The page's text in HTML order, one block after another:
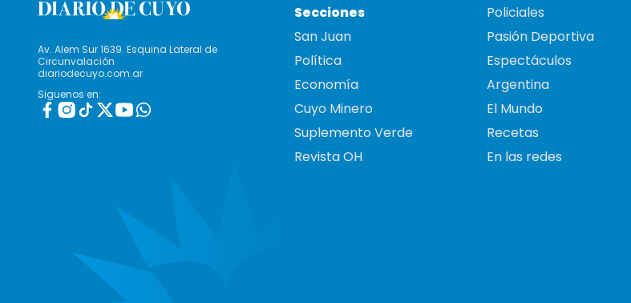
Av. Alem Sur 1639. Esquina Lateral de
Circunvalación
diariodecuyo.com.ar
Siguenos en:
Secciones
San Juan
Política
Economía
Cuyo Minero
Suplemento Verde
Revista OH
Policiales
Pasión Deportiva
Espectáculos
Argentina
El Mundo
Recetas
En las redes